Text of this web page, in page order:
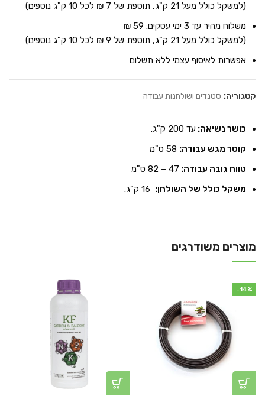
(למשקל כולל מעל 21 ק"ג, תוספת של 7 ₪ לכל 10 ק"ג נוספים)
משלוח מהיר עד 3 ימי עסקים: 59 ₪
(למשקל כולל מעל 21 ק"ג, תוספת של 9 ₪ לכל 10 ק"ג נוספים)
אפשרות לאיסוף עצמי ללא תשלום
קטגוריה: סטנדים ושולחנות עבודה
כושר נשיאה: עד 200 ק"ג.
קוטר מגש עבודה:
טווח גובה עבודה:
משקל כולל של השולחן:
מוצרים משודרגים
-14%